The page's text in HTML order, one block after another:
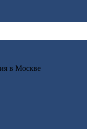
в Москве